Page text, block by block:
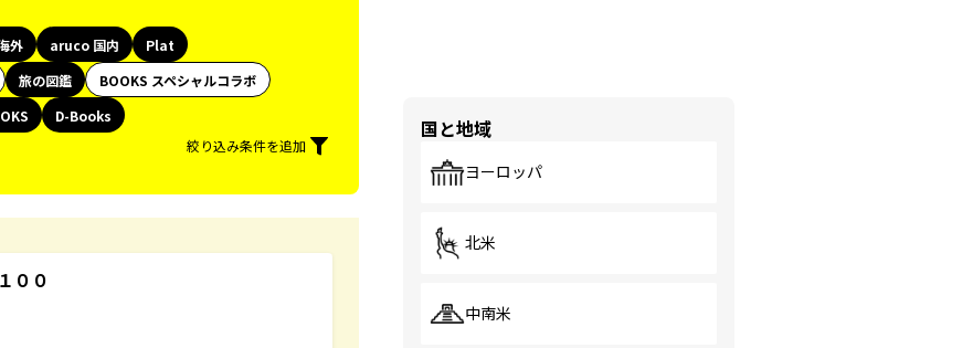
外 aruco 国内
Plat
旅の図鑑
BOOKS スペシャルコラボ
D-Books
絞り込み条件を追加
００
国と地域
ヨーロッパ
北米
中南米